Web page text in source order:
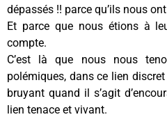
dépassés !! parce qu’ils nous
Et parce que nous étions à
compte.
C’est là que nous nous
polémiques, dans ce lien
bruyant quand il s’agit
lien tenace et vivant.